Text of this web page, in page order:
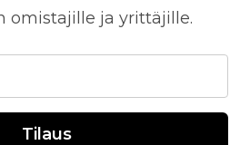
omistajille ja yrittäjille.
Tilaus